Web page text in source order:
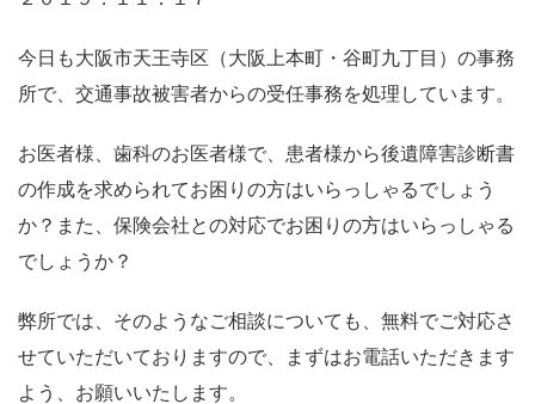
今日も大阪市天王寺区（大阪上本町・谷町九丁目）の事務
所で、交通事故被害者からの受任事務を処理しています。
お医者様、歯科のお医者様で、患者様から後遺障害診断書
の作成を求められてお困りの方はいらっしゃるでしょう
か？また、保険会社との対応でお困りの方はいらっしゃる
でしょうか？
弊所では、そのようなご相談についても、無料でご対応さ
せていただいておりますので、まずはお電話いただきます
よう、お願いいたします。